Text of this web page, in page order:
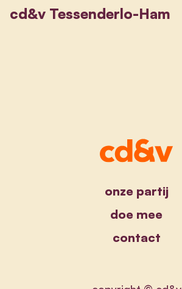
cd&v Tessenderlo-Ham
onze partij
doe mee
contact